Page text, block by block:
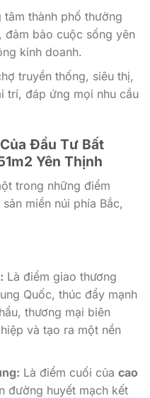
tâm thành phố thường
đảm bảo cuộc sống yên
kinh doanh.
truyền thống, siêu thị,
trí, đáp ứng mọi nhu cầu
Đầu Tư Bất
Yên Thịnh
trong những điểm
miền núi phía Bắc,
Là điểm giao thương
Quốc, thúc đẩy mạnh
thương mại biên
và tạo ra một nền
Là điểm cuối của cao
đường huyết mạch kết